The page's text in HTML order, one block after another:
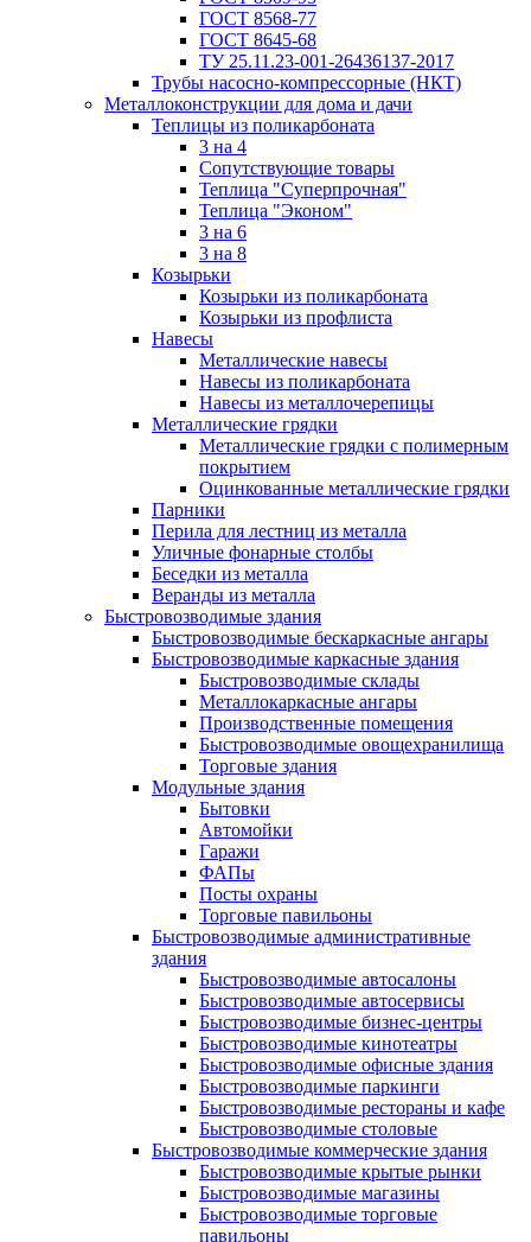
ГОСТ 8568-77
ГОСТ 8645-68
ТУ 25.11.23-001-26436137-2017
Трубы насосно-компрессорные (НКТ)
Металлоконструкции для дома и дачи
Теплицы из поликарбоната
3 на 4
Сопутствующие товары
Теплица "Суперпрочная"
Теплица "Эконом"
3 на 6
3 на 8
Козырьки
Козырьки из поликарбоната
Козырьки из профлиста
Навесы
Металлические навесы
Навесы из поликарбоната
Навесы из металлочерепицы
Металлические грядки
Металлические грядки с полимерным
покрытием
Оцинкованные металлические грядки
Парники
Перила для лестниц из металла
Уличные фонарные столбы
Беседки из металла
Веранды из металла
Быстровозводимые здания
Быстровозводимые бескаркасные ангары
Быстровозводимые каркасные здания
Быстровозводимые склады
Металлокаркасные ангары
Производственные помещения
Быстровозводимые овощехранилища
Торговые здания
Модульные здания
Бытовки
Автомойки
Гаражи
ФАПы
Посты охраны
Торговые павильоны
Быстровозводимые административные
здания
Быстровозводимые автосалоны
Быстровозводимые автосервисы
Быстровозводимые бизнес-центры
Быстровозводимые кинотеатры
Быстровозводимые офисные здания
Быстровозводимые паркинги
Быстровозводимые рестораны и кафе
Быстровозводимые столовые
Быстровозводимые коммерческие здания
Быстровозводимые крытые рынки
Быстровозводимые магазины
Быстровозводимые торговые
павильоны